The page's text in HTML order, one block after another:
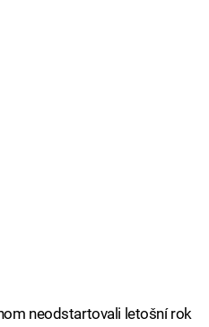
neodstartovali letošní rok